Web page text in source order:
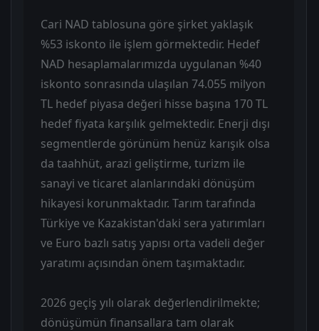
Cari NAD tablosuna göre şirket yaklaşık
%53 iskonto ile işlem görmektedir. Hedef
NAD hesaplamalarımızda uygulanan %40
iskonto sonrasında ulaşılan 74.055 milyon
TL hedef piyasa değeri hisse başına 170 TL
hedef fiyata karşılık gelmektedir. Enerji dışı
segmentlerde görünüm henüz karışık olsa
da taahhüt, arazi geliştirme, turizm ile
sanayi ve ticaret alanlarındaki dönüşüm
hikayesi korunmaktadır. Tarım tarafında
Türkiye ve Kazakistan'daki sera yatırımları
ve Euro bazlı satış yapısı orta vadeli değer
yaratımı açısından önem taşımaktadır.
2026 geçiş yılı olarak değerlendirilmekte;
dönüşümün finansallara tam olarak